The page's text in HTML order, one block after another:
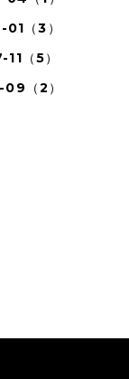
（3）
（5）
（2）